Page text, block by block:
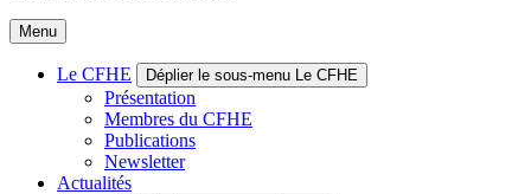
Menu
Le CFHE Déplier le sous-menu Le CFHE
Présentation
Membres du CFHE
Publications
Newsletter
Actualités